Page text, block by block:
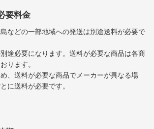
要料金
などの一部地域への発送は別途送料が必要で
途必要になります。送料が必要な商品は各商
ります。
、送料が必要な商品でメーカーが異なる場
に送料が必要です。